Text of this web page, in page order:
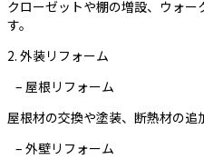
クローゼットや棚の増設、ウォ
す。
2. 外装リフォーム
– 屋根リフォーム
屋根材の交換や塗装、断熱材の追
– 外壁リフォーム